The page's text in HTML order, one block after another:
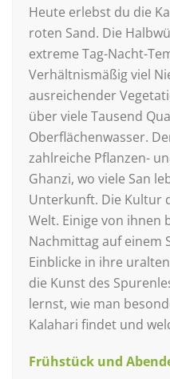
Heute erlebst du die
roten Sand. Die
extreme Tag-Nacht-
Verhältnismäßig viel
ausreichender
über viele Tausend
Oberflächenwasser.
zahlreiche Pflanzen-
Ghanzi, wo viele San
Unterkunft. Die Kultur
Welt. Einige von ihnen
Nachmittag auf einem
Einblicke in ihre
die Kunst des
lernst, wie man
Kalahari findet und
Frühstück und